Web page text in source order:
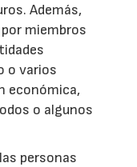
Además,
miembros
o varios
económica,
o algunos
personas